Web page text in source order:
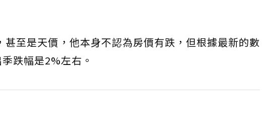
至是天價，他本身不認為房價有跌，但根據最新的數
跌幅是2%左右。